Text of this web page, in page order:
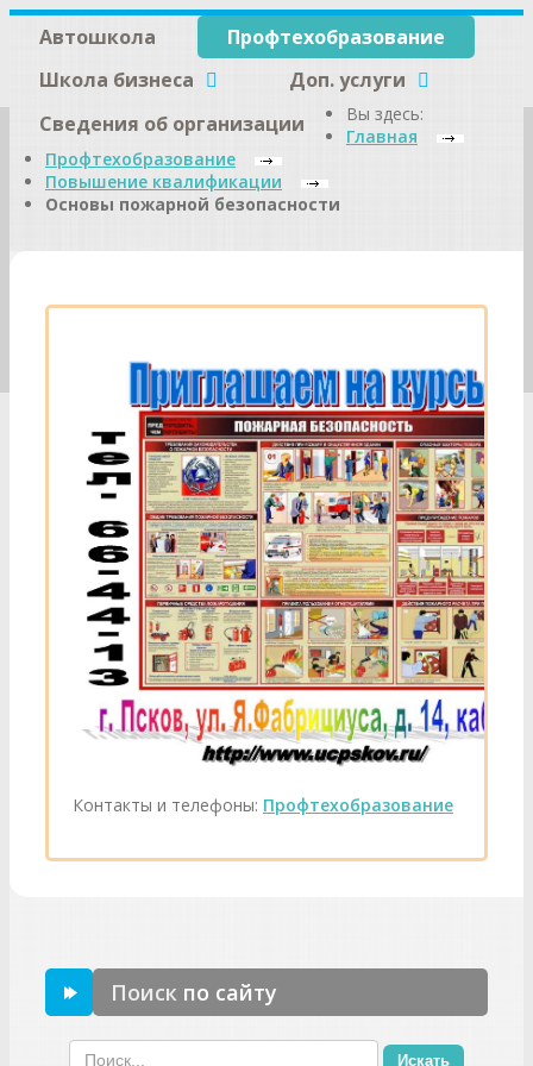
Автошкола
Профтехобразование
Школа бизнеса
Доп. услуги
Сведения об организации
Вы здесь:
Главная
Профтехобразование
Повышение квалификации
Основы пожарной безопасности
Контакты и телефоны: Профтехобразование
Поиск по сайту
Искать